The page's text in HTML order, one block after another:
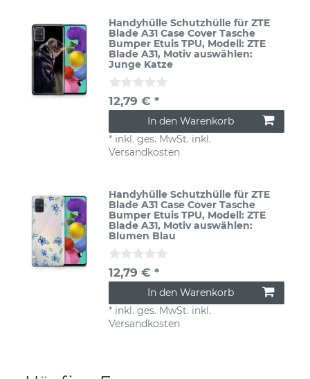
Handyhülle Schutzhülle für ZTE
Blade A31 Case Cover Tasche
Bumper Etuis TPU, Modell: ZTE
Blade A31, Motiv auswählen:
Junge Katze
12,79 € *
In den Warenkorb
* inkl. ges. MwSt. inkl.
Versandkosten
Handyhülle Schutzhülle für ZTE
Blade A31 Case Cover Tasche
Bumper Etuis TPU, Modell: ZTE
Blade A31, Motiv auswählen:
Blumen Blau
12,79 € *
In den Warenkorb
* inkl. ges. MwSt. inkl.
Versandkosten